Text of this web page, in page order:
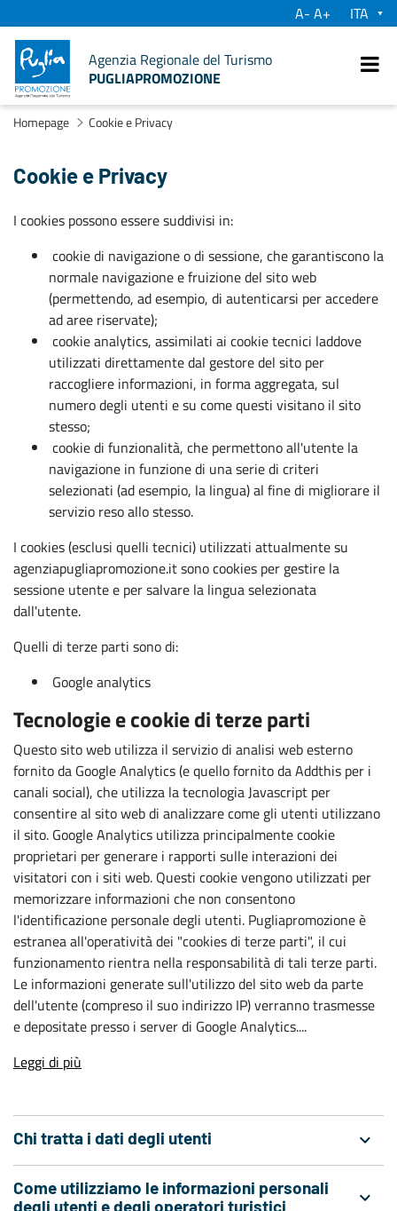
A- A+
Agenzia Regionale del Turismo
PUGLIAPROMOZIONE
Homepage Cookie e Privacy
Cookie e Privacy
I cookies possono essere suddivisi in:
cookie di navigazione o di sessione, che garantiscono la
normale navigazione e fruizione del sito web
(permettendo, ad esempio, di autenticarsi per accedere
ad aree riservate);
cookie analytics, assimilati ai cookie tecnici laddove
utilizzati direttamente dal gestore del sito per
raccogliere informazioni, in forma aggregata, sul
numero degli utenti e su come questi visitano il sito
stesso;
cookie di funzionalità, che permettono all'utente la
navigazione in funzione di una serie di criteri
selezionati (ad esempio, la lingua) al fine di migliorare il
servizio reso allo stesso.
I cookies (esclusi quelli tecnici) utilizzati attualmente su
agenziapugliapromozione.it sono cookies per gestire la
sessione utente e per salvare la lingua selezionata
dall'utente.
Quelli di terze parti sono di:
Google analytics
Tecnologie e cookie di terze parti
Questo sito web utilizza il servizio di analisi web esterno
fornito da Google Analytics (e quello fornito da Addthis per i
canali social), che utilizza la tecnologia Javascript per
consentire al sito web di analizzare come gli utenti utilizzano
il sito. Google Analytics utilizza principalmente cookie
proprietari per generare i rapporti sulle interazioni dei
visitatori con i siti web. Questi cookie vengono utilizzati per
memorizzare informazioni che non consentono
l'identificazione personale degli utenti. Pugliapromozione è
estranea all'operatività dei "cookies di terze parti", il cui
funzionamento rientra nella responsabilità di tali terze parti.
Le informazioni generate sull'utilizzo del sito web da parte
dell'utente (compreso il suo indirizzo IP) verranno trasmesse
e depositate presso i server di Google Analytics....
Leggi di più
Chi tratta i dati degli utenti
Come utilizziamo le informazioni personali
degli utenti e degli operatori turistici